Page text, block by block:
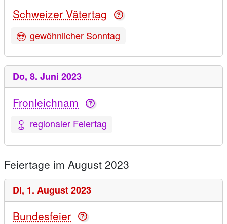
Schweizer Vätertag
gewöhnlicher Sonntag
Do, 8. Juni 2023
Fronleichnam
regionaler Feiertag
Feiertage im August 2023
Di, 1. August 2023
Bundesfeier